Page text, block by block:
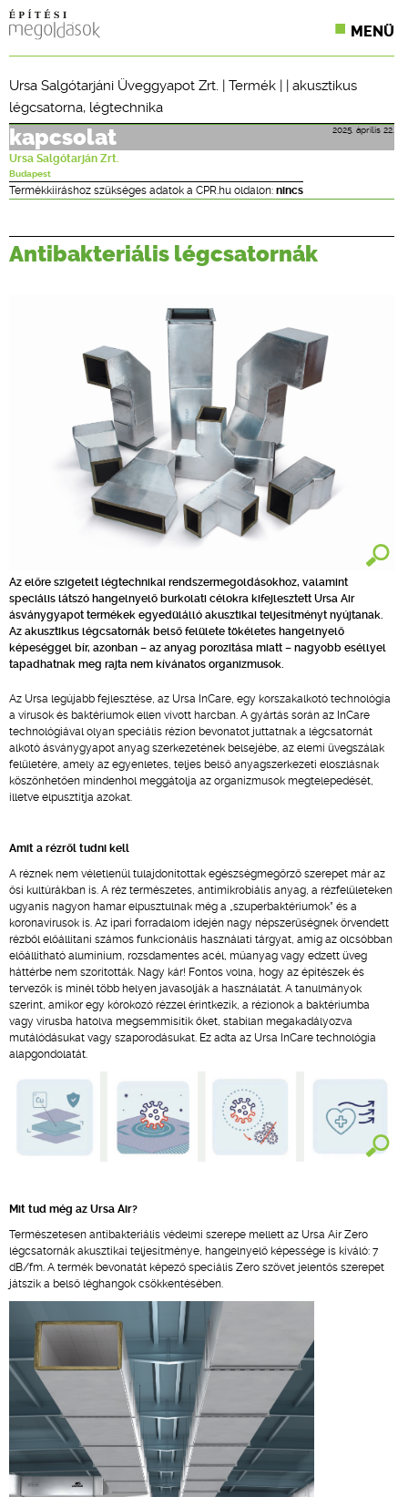
MENÜ
SZAKLAPOK
CPR TERMÉKKIÍRÁS
ÉPÍTÉSI JOG
ONLINE KÉPZÉSEK
TERVEZÉSI SEGÉDLETEK
Ursa Salgótarjáni Üveggyapot Zrt. | Termék | | akusztikus
légcsatorna, légtechnika
2025. április 22.
kapcsolat
Ursa Salgótarján Zrt.
Budapest
Termékkiíráshoz szükséges adatok a CPR.hu oldalon: nincs
Antibakteriális légcsatornák
Az előre szigetelt légtechnikai rendszermegoldásokhoz, valamint
speciális látszó hangelnyelő burkolati célokra kifejlesztett Ursa Air
ásványgyapot termékek egyedülálló akusztikai teljesítményt nyújtanak.
Az akusztikus légcsatornák belső felülete tökéletes hangelnyelő
képeséggel bír, azonban – az anyag porozitása miatt – nagyobb eséllyel
tapadhatnak meg rajta nem kívánatos organizmusok.
Az Ursa legújabb fejlesztése, az Ursa InCare, egy korszakalkotó technológia
a vírusok és baktériumok ellen vívott harcban. A gyártás során az InCare
technológiával olyan speciális rézion bevonatot juttatnak a légcsatornát
alkotó ásványgyapot anyag szerkezetének belsejébe, az elemi üvegszálak
felületére, amely az egyenletes, teljes belső anyagszerkezeti eloszlásnak
köszönhetően mindenhol meggátolja az organizmusok megtelepedését,
illetve elpusztítja azokat.
Amit a rézről tudni kell
A réznek nem véletlenül tulajdonítottak egészségmegőrző szerepet már az
ősi kultúrákban is. A réz természetes, antimikrobiális anyag, a rézfelületeken
ugyanis nagyon hamar elpusztulnak még a „szuperbaktériumok” és a
koronavírusok is. Az ipari forradalom idején nagy népszerűségnek örvendett
rézből előállítani számos funkcionális használati tárgyat, amíg az olcsóbban
előállítható alumínium, rozsdamentes acél, műanyag vagy edzett üveg
háttérbe nem szorították. Nagy kár! Fontos volna, hogy az építészek és
tervezők is minél több helyen javasolják a használatát. A tanulmányok
szerint, amikor egy kórokozó rézzel érintkezik, a rézionok a baktériumba
vagy vírusba hatolva megsemmisítik őket, stabilan megakadályozva
mutálódásukat vagy szaporodásukat. Ez adta az Ursa InCare technológia
alapgondolatát.
Mit tud még az Ursa Air?
Természetesen antibakteriális védelmi szerepe mellett az Ursa Air Zero
légcsatornák akusztikai teljesítménye, hangelnyelő képessége is kiváló: 7
dB/fm. A termék bevonatát képező speciális Zero szövet jelentős szerepet
játszik a belső léghangok csökkentésében.